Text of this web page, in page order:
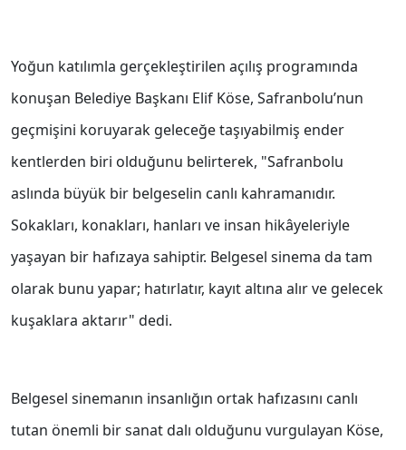
Yoğun katılımla gerçekleştirilen açılış programında
konuşan Belediye Başkanı Elif Köse, Safranbolu’nun
geçmişini koruyarak geleceğe taşıyabilmiş ender
kentlerden biri olduğunu belirterek, "Safranbolu
aslında büyük bir belgeselin canlı kahramanıdır.
Sokakları, konakları, hanları ve insan hikâyeleriyle
yaşayan bir hafızaya sahiptir. Belgesel sinema da tam
olarak bunu yapar; hatırlatır, kayıt altına alır ve gelecek
kuşaklara aktarır" dedi.
Belgesel sinemanın insanlığın ortak hafızasını canlı
tutan önemli bir sanat dalı olduğunu vurgulayan Köse,